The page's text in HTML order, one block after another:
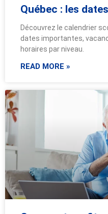
Québec : les
Découvrez le calendrier
dates importantes,
horaires par niveau.
READ MORE »